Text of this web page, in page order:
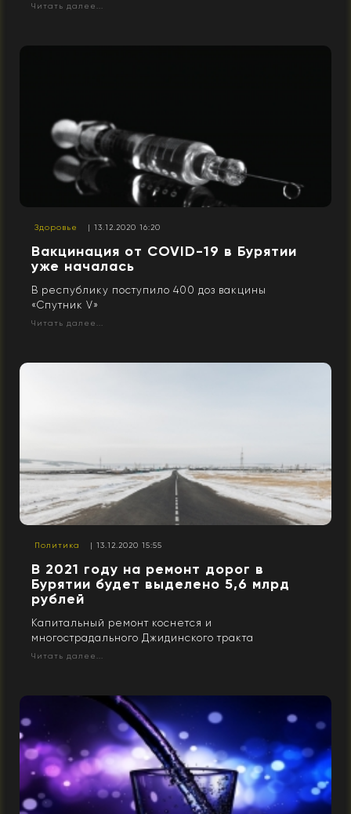
Читать далее...
Здоровье | 13.12.2020 16:20
Вакцинация от COVID-19 в Бурятии
уже началась
В республику поступило 400 доз вакцины
«Спутник V»
Читать далее...
Политика | 13.12.2020 15:55
В 2021 году на ремонт дорог в
Бурятии будет выделено 5,6 млрд
рублей
Капитальный ремонт коснется и
многострадального Джидинского тракта
Читать далее...